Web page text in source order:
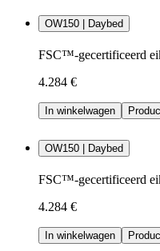
OW150 | Daybed
FSC™-gecertificeerd
4.284 €
In winkelwagen
OW150 | Daybed
FSC™-gecertificeerd
4.284 €
In winkelwagen